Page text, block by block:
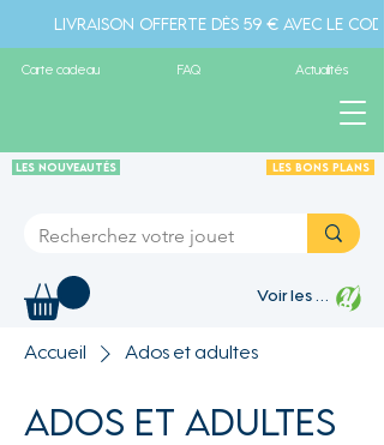
Livraison offerte dès 59 € avec le
Carte cadeau FAQ Actualités
Les Nouveautés Les Bons plans
Voir les points
Accueil Ados et adultes
Ados et adultes